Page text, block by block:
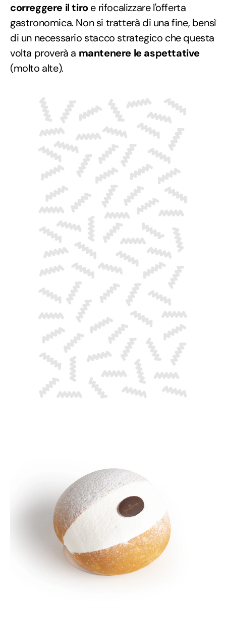
correggere il tiroe rifocalizzare l'offerta
gastronomica. Non si tratterà di una fine, bensì
di un necessario stacco strategico che questa
volta proverà a mantenere le aspettative
(molto alte).